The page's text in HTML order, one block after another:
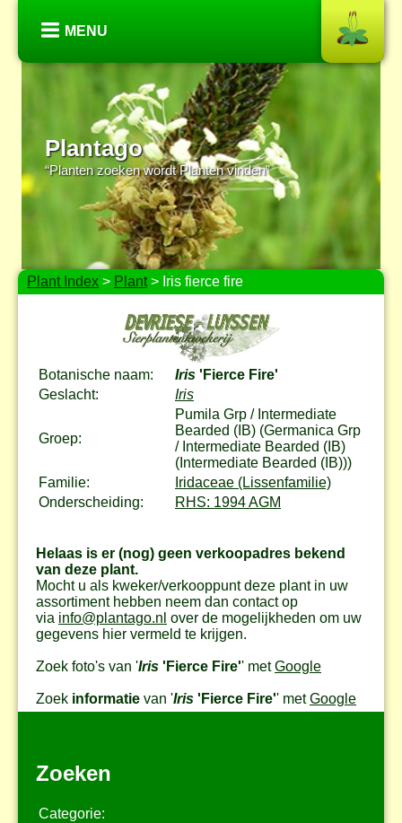
MENU
Plantago
“Planten zoeken wordt Planten vinden”
Plant Index > Plant> Iris fierce fire
Botanische naam: Iris 'Fierce Fire'
Geslacht:
Iris
Groep:
Pumila Grp / Intermediate
Bearded (IB) (Germanica Grp
/ Intermediate Bearded (IB)
(Intermediate Bearded (IB)))
Familie:
Iridaceae (Lissenfamilie)
Onderscheiding:
RHS: 1994 AGM
Helaas is er (nog) geen verkoopadres bekend
van deze plant.
Mocht u als kweker/verkooppunt deze plant in uw
assortiment hebben neem dan contact op
via info@plantago.nl over de mogelijkheden om uw
gegevens hier vermeld te krijgen.
Zoek foto's van 'Iris 'Fierce Fire'' metGoogle
Zoek informatie van 'Iris 'Fierce Fire'' metGoogle
Zoeken
Categorie: